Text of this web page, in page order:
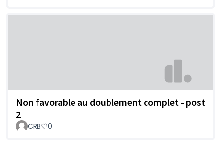
Non favorable au doublement complet - post
2
CRB 0